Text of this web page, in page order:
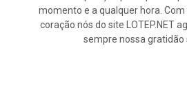
momento e a qualquer hora.
coração nós do site LOTEP.NET
sempre nossa gratidão